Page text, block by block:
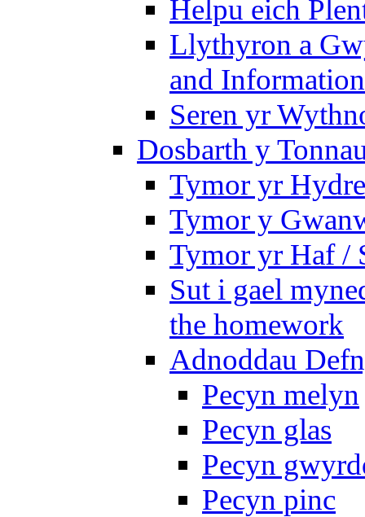
Helpu eich
Llythyron a
and Information
Seren yr
Dosbarth y
Tymor yr
Tymor y
Tymor yr Haf /
Sut i gael
the homework
Adnoddau
Pecyn melyn
Pecyn glas
Pecyn
Pecyn pinc